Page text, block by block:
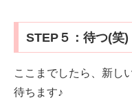
STEP５：待つ(笑)
ここまでしたら、新し
待ちます♪